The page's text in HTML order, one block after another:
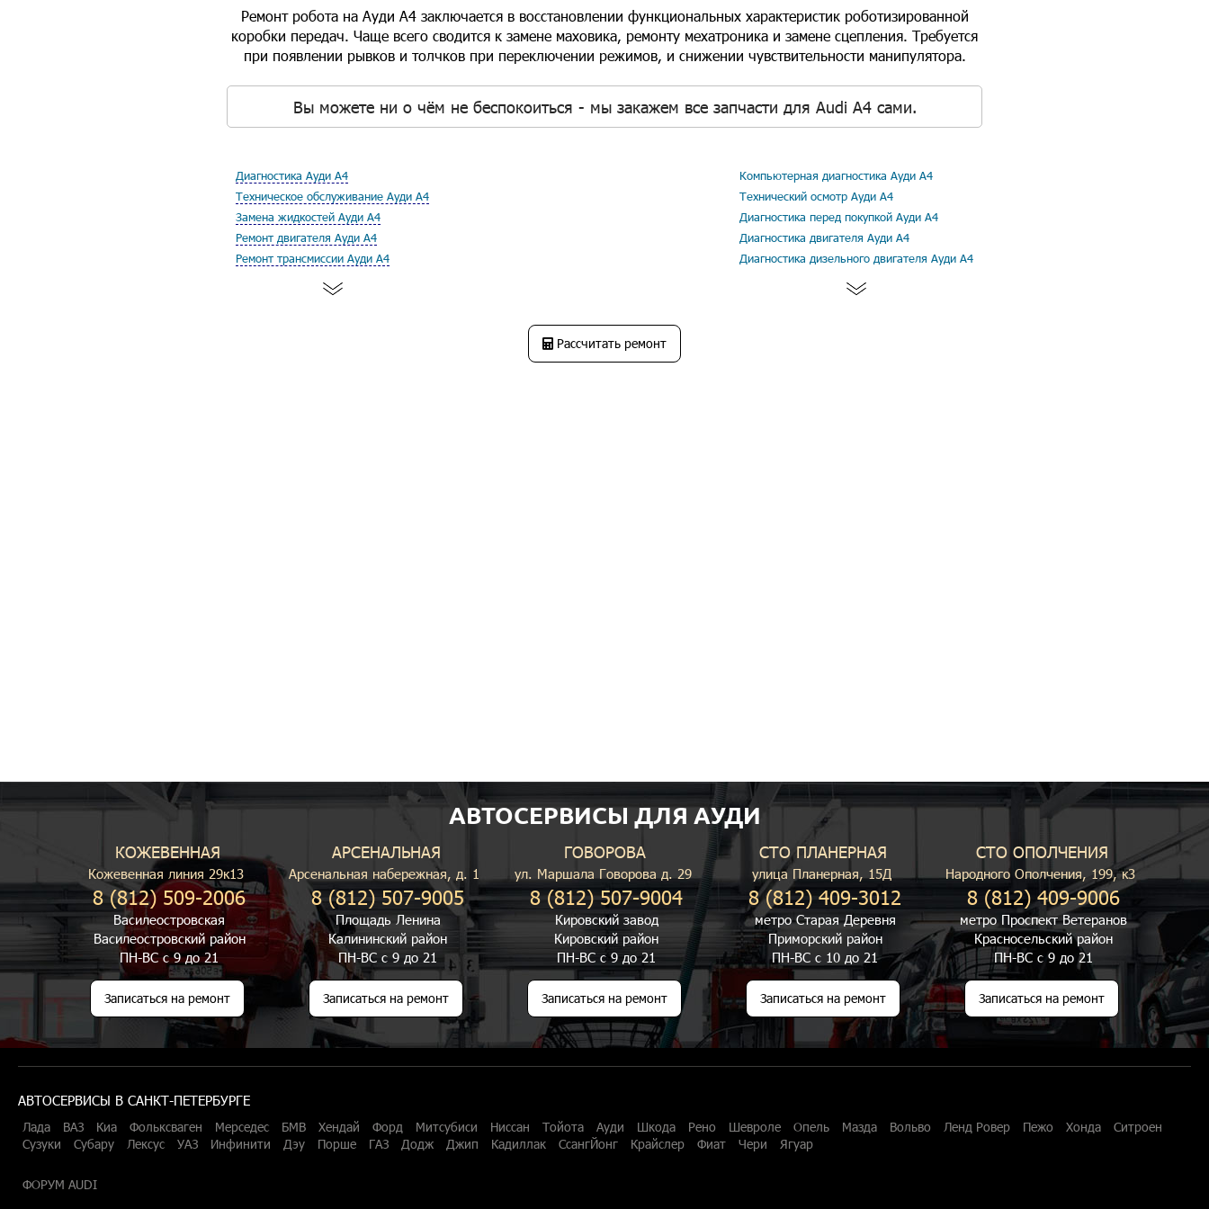
Ремонт робота на Ауди А4 заключается в восстановлении функциональных характеристик роботизированной
коробки передач. Чаще всего сводится к замене маховика, ремонту мехатроника и замене сцепления. Требуется
при появлении рывков и толчков при переключении режимов, и снижении чувствительности манипулятора.
Вы можете ни о чём не беспокоиться - мы закажем все запчасти для Audi A4 сами.
Диагностика Ауди А4
Техническое обслуживание Ауди А4
Замена жидкостей Ауди А4
Ремонт двигателя Ауди А4
Ремонт трансмиссии Ауди А4
Компьютерная диагностика Ауди А4
Технический осмотр Ауди А4
Диагностика перед покупкой Ауди А4
Диагностика двигателя Ауди А4
Диагностика дизельного двигателя Ауди А4
Рассчитать ремонт
АВТОСЕРВИСЫ ДЛЯ АУДИ
КОЖЕВЕННАЯ
Кожевенная линия 29к13
8 (812) 509-2006
Василеостровская
Василеостровский район
ПН-ВС с 9 до 21
Записаться на ремонт
АРСЕНАЛЬНАЯ
Арсенальная набережная, д. 1
8 (812) 507-9005
Площадь Ленина
Калининский район
ПН-ВС с 9 до 21
Записаться на ремонт
ГОВОРОВА
ул. Маршала Говорова д. 29
8 (812) 507-9004
Кировский завод
Кировский район
ПН-ВС с 9 до 21
Записаться на ремонт
СТО ПЛАНЕРНАЯ
улица Планерная, 15Д
8 (812) 409-3012
метро Старая Деревня
Приморский район
ПН-ВС с 10 до 21
Записаться на ремонт
СТО ОПОЛЧЕНИЯ
Народного Ополчения, 199, к3
8 (812) 409-9006
метро Проспект Ветеранов
Красносельский район
ПН-ВС с 9 до 21
Записаться на ремонт
АВТОСЕРВИСЫ В САНКТ-ПЕТЕРБУРГЕ
Лада ВАЗ Киа Фольксваген Мерседес БМВ Хендай Форд Митсубиси Ниссан Тойота Ауди Шкода Рено Шевроле Опель Мазда Вольво Ленд Ровер Пежо Хонда
Ситроен
Сузуки
Субару Лексус УАЗ Инфинити Дэу Порше ГАЗ Додж Джип Кадиллак СсангЙонг Крайслер Фиат Чери Ягуар
ФОРУМ AUDI